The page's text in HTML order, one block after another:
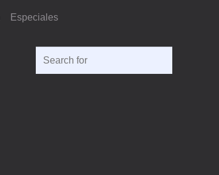
Especiales